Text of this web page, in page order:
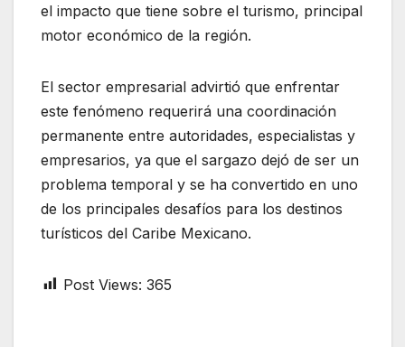
el impacto que tiene sobre el turismo, principal
motor económico de la región.
El sector empresarial advirtió que enfrentar
este fenómeno requerirá una coordinación
permanente entre autoridades, especialistas y
empresarios, ya que el sargazo dejó de ser un
problema temporal y se ha convertido en uno
de los principales desafíos para los destinos
turísticos del Caribe Mexicano.
Post Views: 365